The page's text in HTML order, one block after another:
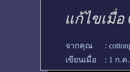
แก้ไขเมื่อ
จากคุณ :
เขียนเมื่อ
: 1 ก.ค.